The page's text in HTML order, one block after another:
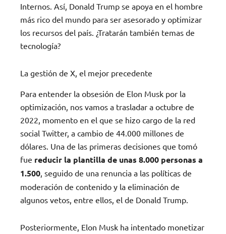
Internos. Así, Donald Trump se apoya en el hombre
más rico del mundo para ser asesorado y optimizar
los recursos del país. ¿Tratarán también temas de
tecnología?
La gestión de X, el mejor precedente
Para entender la obsesión de Elon Musk por la
optimización, nos vamos a trasladar a octubre de
2022, momento en el que se hizo cargo de la red
social Twitter, a cambio de 44.000 millones de
dólares. Una de las primeras decisiones que tomó
fue reducir la plantilla de unas 8.000 personas a
1.500 , seguido de una renuncia a las políticas de
moderación de contenido y la eliminación de
algunos vetos, entre ellos, el de Donald Trump.
Posteriormente, Elon Musk ha intentado monetizar